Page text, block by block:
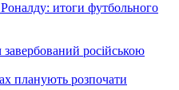
итоги футбольного
російською
планують розпочати